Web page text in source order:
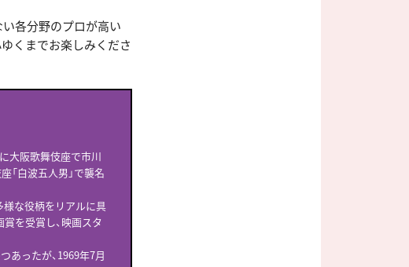
い各分野のプロが高い
くまでお楽しみくださ
大阪歌舞伎座で市川
「白波五人男」で襲名
様な役柄をリアルに具
を受賞し、映画スタ
あったが、1969年7月